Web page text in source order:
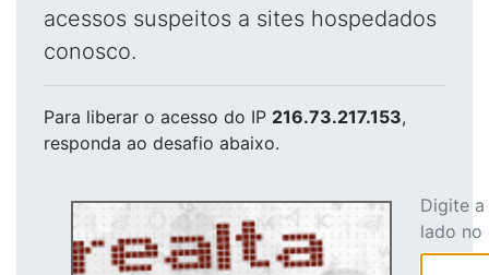
acessos suspeitos a sites hospedados
conosco.
Para liberar o acesso do IP 216.73.217.153,
responda ao desafio abaixo.
Digite
lado no